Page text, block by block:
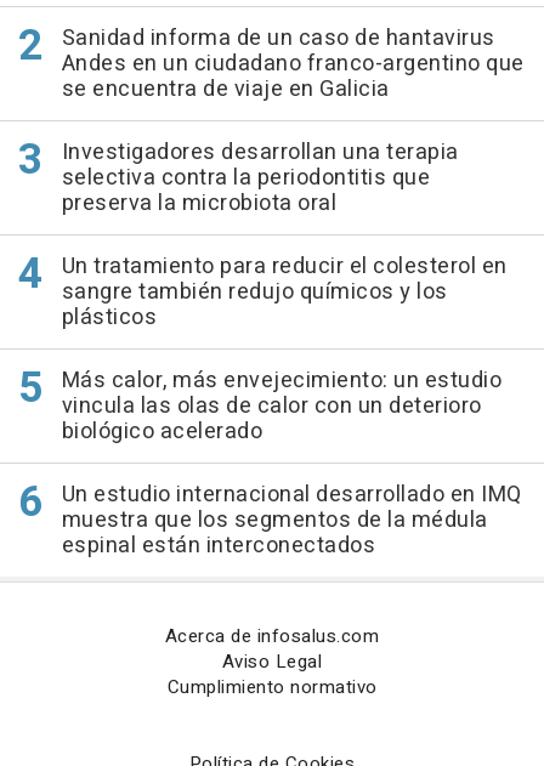
Sanidad informa de un caso de hantavirus
Andes en un ciudadano franco-argentino que
se encuentra de viaje en Galicia
Investigadores desarrollan una terapia
selectiva contra la periodontitis que
preserva la microbiota oral
Un tratamiento para reducir el colesterol en
sangre también redujo químicos y los
plásticos
Más calor, más envejecimiento: un estudio
vincula las olas de calor con un deterioro
biológico acelerado
Un estudio internacional desarrollado en IMQ
muestra que los segmentos de la médula
espinal están interconectados
Acerca de infosalus.com
Aviso Legal
Cumplimiento normativo